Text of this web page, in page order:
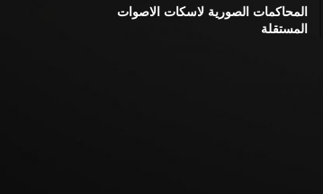
المحاكمات الصورية لاسكات الاصوات
المستقلة